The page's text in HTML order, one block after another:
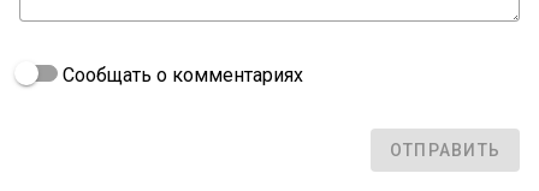
Сообщать о комментариях
ОТПРАВИТЬ